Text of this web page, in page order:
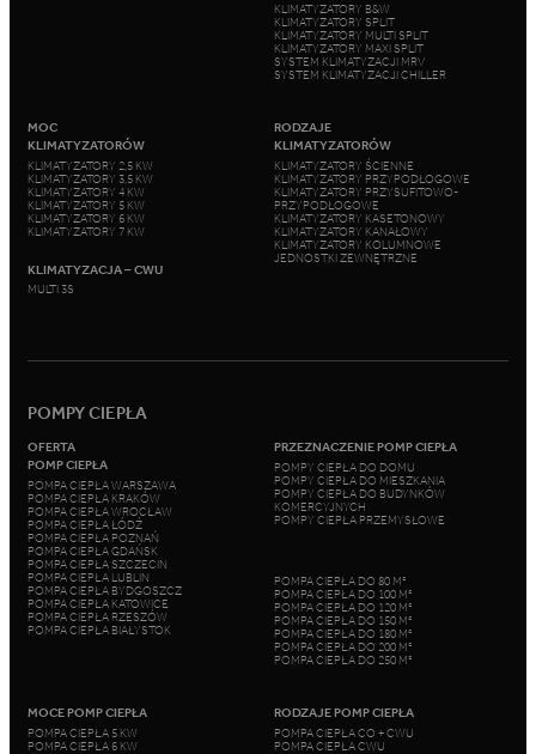
KLIMATYZATORY B&W
KLIMATYZATORY SPLIT
KLIMATYZATORY MULTI SPLIT
KLIMATYZATORY MAXI SPLIT
SYSTEM KLIMATYZACJI MRV
SYSTEM KLIMATYZACJI CHILLER
MOC
KLIMATYZATORÓW
KLIMATYZATORY 2,5 KW
KLIMATYZATORY 3,5 KW
KLIMATYZATORY 4 KW
KLIMATYZATORY 5 KW
KLIMATYZATORY 6 KW
KLIMATYZATORY 7 KW
KLIMATYZACJA – CWU
MULTI 3S
RODZAJE
KLIMATYZATORÓW
KLIMATYZATORY ŚCIENNE
KLIMATYZATORY PRZYPODŁOGOWE
KLIMATYZATORY PRZYSUFITOWO-
PRZYPODŁOGOWE
KLIMATYZATORY KASETONOWY
KLIMATYZATORY KANAŁOWY
KLIMATYZATORY KOLUMNOWE
JEDNOSTKI ZEWNĘTRZNE
POMPY CIEPŁA
OFERTA
POMP CIEPŁA
POMPA CIEPŁA WARSZAWA
POMPA CIEPŁA KRAKÓW
POMPA CIEPŁA WROCŁAW
POMPA CIEPŁA ŁÓDŹ
POMPA CIEPŁA POZNAŃ
POMPA CIEPŁA GDAŃSK
POMPA CIEPŁA SZCZECIN
POMPA CIEPŁA LUBLIN
POMPA CIEPŁA BYDGOSZCZ
POMPA CIEPŁA KATOWICE
POMPA CIEPŁA RZESZÓW
POMPA CIEPŁA BIAŁYSTOK
PRZEZNACZENIE POMP CIEPŁA
POMPY CIEPŁA DO DOMU
POMPY CIEPŁA DO MIESZKANIA
POMPY CIEPŁA DO BUDYNKÓW
KOMERCYJNYCH
POMPY CIEPŁA PRZEMYSŁOWE
POMPA CIEPŁA DO 80 M²
POMPA CIEPŁA DO 100 M²
POMPA CIEPŁA DO 120 M²
POMPA CIEPŁA DO 150 M²
POMPA CIEPŁA DO 180 M²
POMPA CIEPŁA DO 200 M²
POMPA CIEPŁA DO 250 M²
MOCE POMP CIEPŁA
POMPA CIEPŁA 5 KW
POMPA CIEPŁA 6 KW
RODZAJE POMP CIEPŁA
POMPA CIEPŁA CO + CWU
POMPA CIEPŁA CWU